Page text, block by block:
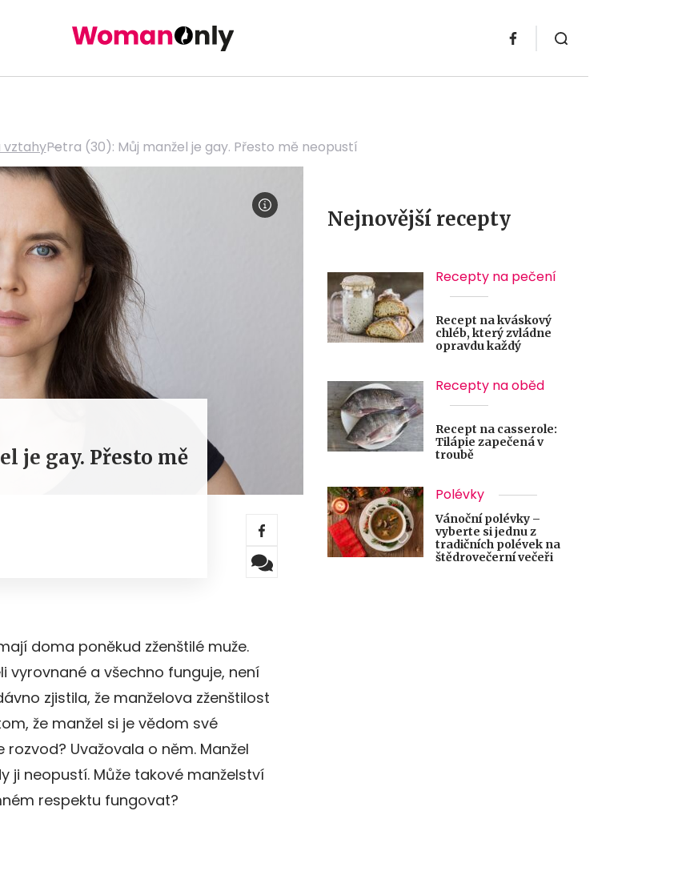
vztahyPetra (30): Můj manžel je gay. Přesto mě neopustí
je gay. Přesto mě
doma poněkud zženštilé muže.
vyrovnané a všechno funguje, není
zjistila, že manželova zženštilost
že manžel si je vědom své
Uvažovala o něm. Manžel
ji neopustí. Může takové manželství
respektu fungovat?
Nejnovější recepty
Recepty na pečení
Recept na kváskový
chléb, který zvládne
opravdu každý
Recepty na oběd
Recept na casserole:
Tilápie zapečená v
troubě
Polévky
Vánoční polévky –
vyberte si jednu z
tradičních polévek na
štědrovečerní večeři